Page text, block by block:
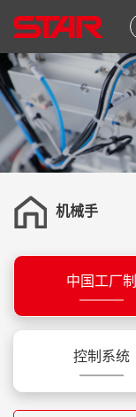
机械手
中国工厂制
控制系统